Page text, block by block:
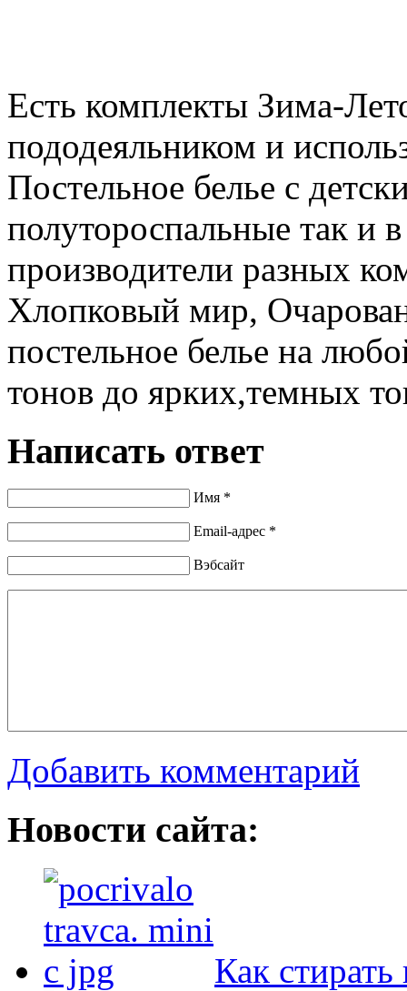
Есть комплекты Зима-
пододеяльником и
Постельное белье с
полутороспальные так и
производители разных
Хлопковый мир,
постельное белье на
тонов до ярких,темных
Написать ответ
Имя *
Email-адрес *
Вэбсайт
Добавить комментарий
Новости сайта:
Как стирать